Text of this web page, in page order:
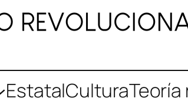
EstatalCultura